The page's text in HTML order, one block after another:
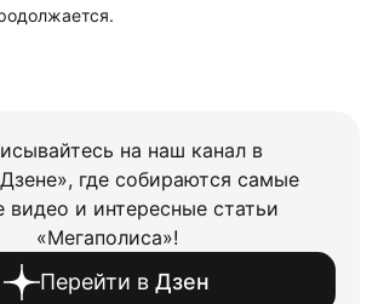
на наш канал в
где собираются самые
видео и интересные статьи
«Мегаполиса»!
Перейти в Дзен